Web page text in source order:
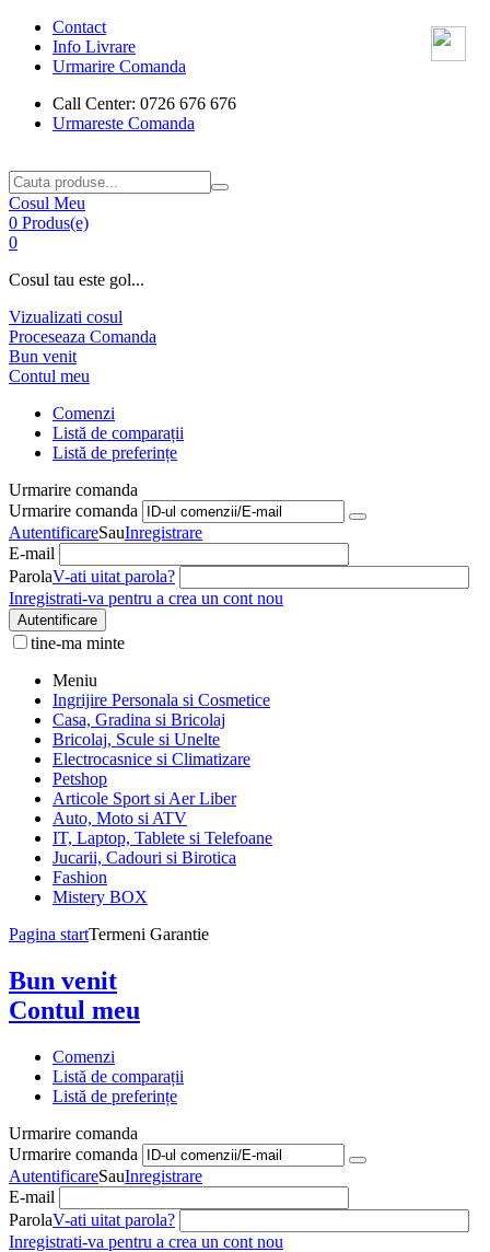
Contact
Info Livrare
Urmarire Comanda
Call Center: 0726 676 676
Urmareste Comanda
Cosul Meu
0 Produs(e)
0
Cosul tau este gol...
Vizualizati cosul
Proceseaza Comanda
Bun venit
Contul meu
Comenzi
Listă de comparații
Listă de preferințe
Urmarire comanda
Urmarire comanda
AutentificareSauInregistrare
E-mail
ParolaV-ati uitat parola?
Inregistrati-va pentru a crea un cont nou
Autentificare
tine-ma minte
Meniu
Ingrijire Personala si Cosmetice
Casa, Gradina si Bricolaj
Bricolaj, Scule si Unelte
Electrocasnice si Climatizare
Petshop
Articole Sport si Aer Liber
Auto, Moto si ATV
IT, Laptop, Tablete si Telefoane
Jucarii, Cadouri si Birotica
Fashion
Mistery BOX
Pagina startTermeni Garantie
Bun venit
Contul meu
Comenzi
Listă de comparații
Listă de preferințe
Urmarire comanda
Urmarire comanda
AutentificareSauInregistrare
E-mail
ParolaV-ati uitat parola?
Inregistrati-va pentru a crea un cont nou